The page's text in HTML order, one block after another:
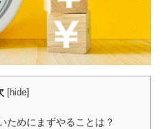
[hide]
ためにまずやることは？